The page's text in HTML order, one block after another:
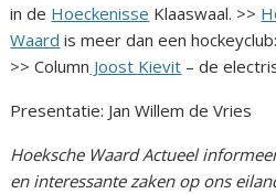
in de Hoeckenisse Klaaswaal. >>
Waard is meer dan een
>> Column Joost Kievit – de
Presentatie: Jan Willem de Vries
Hoeksche Waard Actueel
en interessante zaken op ons